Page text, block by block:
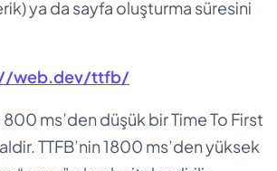
ya da sayfa oluşturma süresini
web.dev/ttfb/
ms’den düşük bir Time To First
TTFB’nin 1800 ms’den yüksek